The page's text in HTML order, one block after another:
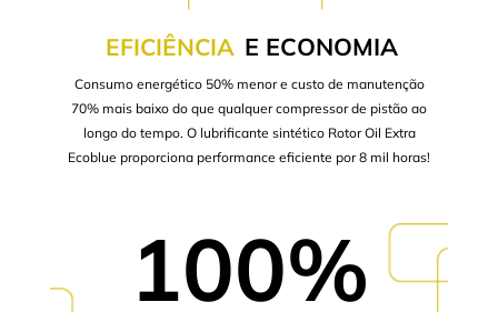
EFICIÊNCIA E ECONOMIA
Consumo energético 50% menor e custo de manutenção
70% mais baixo do que qualquer compressor de pistão ao
longo do tempo. O lubrificante sintético Rotor Oil Extra
Ecoblue proporciona performance eficiente por 8 mil horas!
100%